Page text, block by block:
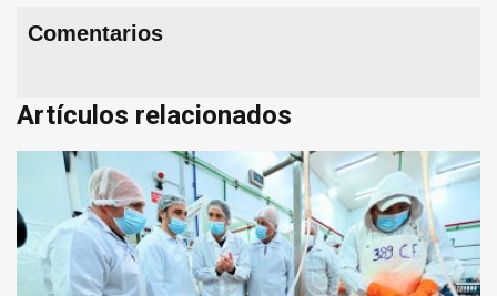
Comentarios
Artículos relacionados